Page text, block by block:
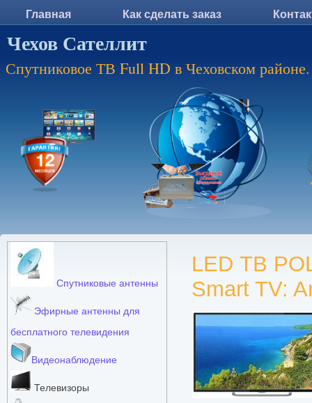
Главная Как сделать заказ
Чехов Сателлит
Спутниковое ТВ Full HD в Чеховском районе.
Спутниковые антенны
Эфирные антенны для
бесплатного телевидения
Видеонаблюдение
Телевизоры
LED ТВ
Smart TV: